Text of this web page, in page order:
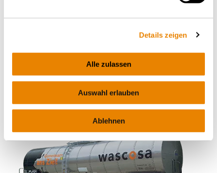
Details zeigen
Alle zulassen
Auswahl erlauben
Ablehnen
CHEMICALS